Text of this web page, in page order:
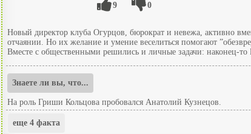
9 0
Новый директор клуба Огурцов, бюрократ и невежа, активно
отчаянии. Но их желание и умение веселиться помогают
Вместе с общественными решились и личные задачи: наконец-то
Знаете ли вы, что...
На роль Гриши Кольцова пробовался Анатолий Кузнецов.
еще 4 факта